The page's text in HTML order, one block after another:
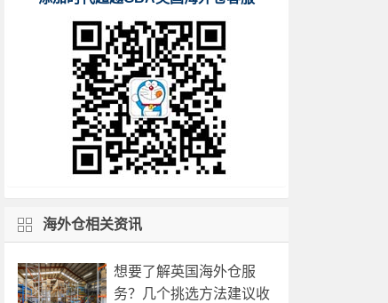
海外仓相关资讯
想要了解英国海外仓服
务？几个挑选方法建议收